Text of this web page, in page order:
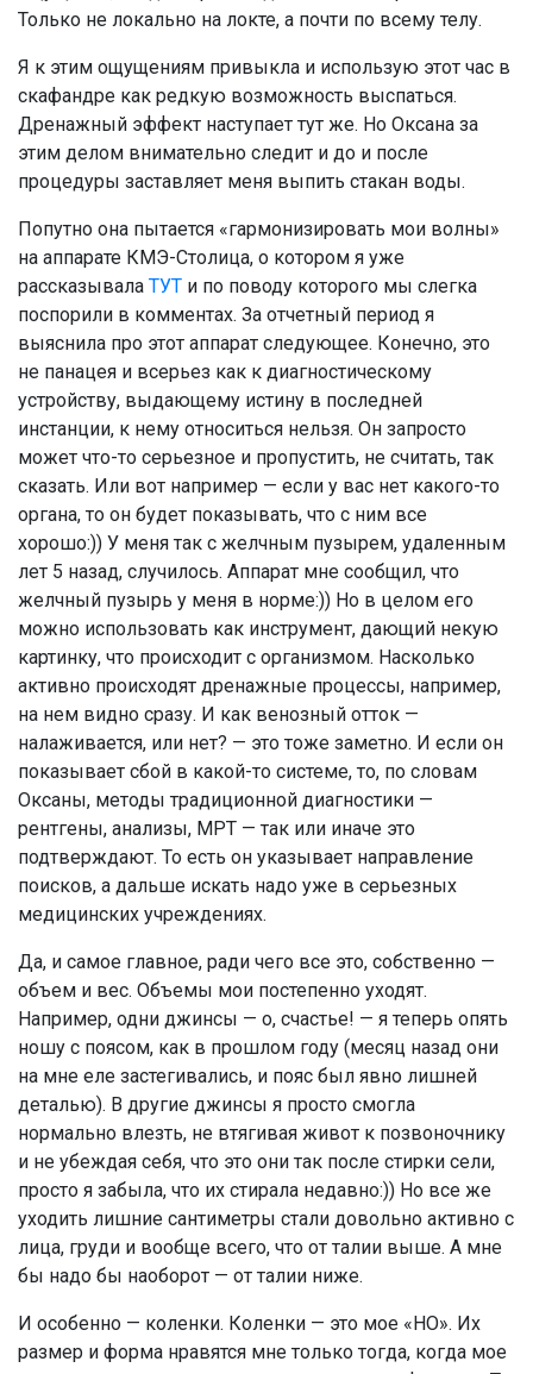
Только не локально на локте, а почти по всему телу.
Я к этим ощущениям привыкла и использую этот час в
скафандре как редкую возможность выспаться.
Дренажный эффект наступает тут же. Но Оксана за
этим делом внимательно следит и до и после
процедуры заставляет меня выпить стакан воды.
Попутно она пытается «гармонизировать мои волны»
на аппарате КМЭ-Столица, о котором я уже
рассказывала ТУТ и по поводу которого мы слегка
поспорили в комментах. За отчетный период я
выяснила про этот аппарат следующее. Конечно, это
не панацея и всерьез как к диагностическому
устройству, выдающему истину в последней
инстанции, к нему относиться нельзя. Он запросто
может что-то серьезное и пропустить, не считать, так
сказать. Или вот например — если у вас нет какого-то
органа, то он будет показывать, что с ним все
хорошо:)) У меня так с желчным пузырем, удаленным
лет 5 назад, случилось. Аппарат мне сообщил, что
желчный пузырь у меня в норме:)) Но в целом его
можно использовать как инструмент, дающий некую
картинку, что происходит с организмом. Насколько
активно происходят дренажные процессы, например,
на нем видно сразу. И как венозный отток —
налаживается, или нет? — это тоже заметно. И если он
показывает сбой в какой-то системе, то, по словам
Оксаны, методы традиционной диагностики —
рентгены, анализы, МРТ — так или иначе это
подтверждают. То есть он указывает направление
поисков, а дальше искать надо уже в серьезных
медицинских учреждениях.
Да, и самое главное, ради чего все это, собственно —
объем и вес. Объемы мои постепенно уходят.
Например, одни джинсы — о, счастье! — я теперь опять
ношу с поясом, как в прошлом году (месяц назад они
на мне еле застегивались, и пояс был явно лишней
деталью). В другие джинсы я просто смогла
нормально влезть, не втягивая живот к позвоночнику
и не убеждая себя, что это они так после стирки сели,
просто я забыла, что их стирала недавно:)) Но все же
уходить лишние сантиметры стали довольно активно с
лица, груди и вообще всего, что от талии выше. А мне
бы надо бы наоборот — от талии ниже.
И особенно — коленки. Коленки — это мое «НО». Их
размер и форма нравятся мне только тогда, когда мое